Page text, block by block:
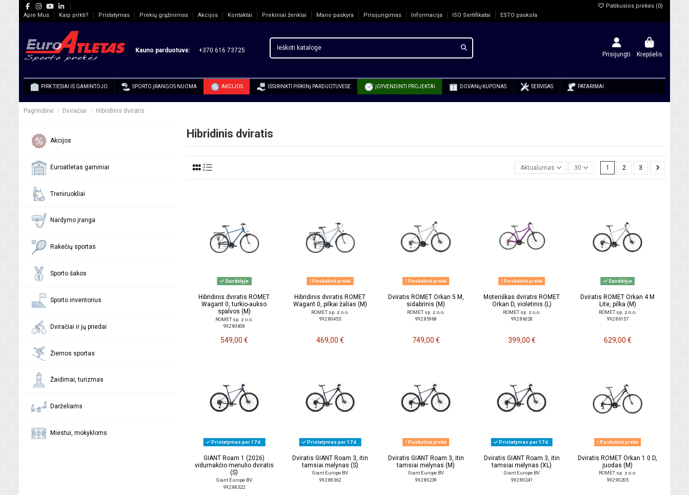
Apie Mus Kaip pirkti? Pristatymas Prekių grąžinimas Akcijos Kontaktai Prekiniai ženklai Mano paskyra Prisijungimas Informacija ISO Sertifikatai ESTO paskola
Patikusios prekės (0)
Kauno parduotuvė: +370 616 73725
Prisijungti Krepšelis
PIRK TIESIAI IŠ GAMINTOJO SPORTO ĮRANGOS NUOMA AKCIJOS IŠSIRINKTI PIRKINĮ PARDUOTUVĖSE ĮGYVENDINTI PROJEKTAI DOVANŲ KUPONAS SERVISAS PATARIMAI
Pagrindinė Dviračiai Hibridinis dviratis
Hibridinis dviratis
Aktualumas 30 1 2 3
Sandėlyje
Hibridinis dviratis ROMET
Wagant 0, turkio-aukso
spalvos (M)
ROMET sp. z o.o.
992 80408
549,00 €
Paskutinė prekė
Hibridinis dviratis ROMET
Wagant 0, pilkai žalias (M)
ROMET sp. z o.o.
992 80453
469,00 €
Paskutinė prekė
Dviratis ROMET Orkan 5 M,
sidabrinis (M)
ROMET sp. z o.o.
992 85968
749,00 €
Paskutinė prekė
Moteriškas dviratis ROMET
Orkan D, violetinis (L)
ROMET sp. z o.o.
992 86028
399,00 €
Sandėlyje
Dviratis ROMET Orkan 4 M
Lite, pilka (M)
ROMET sp. z o.o.
992 86157
629,00 €
Pristatymas per 17 d.
GIANT Roam 1 (2026)
vidurnakčio mėnulio dviratis
(S)
Giant Europe BV
992 88322
Pristatymas per 17 d.
Dviratis GIANT Roam 3, itin
tamsiai mėlynas (S)
Giant Europe BV
992 88362
Paskutinė prekė
Dviratis GIANT Roam 3, itin
tamsiai mėlynas (M)
Giant Europe BV
992 89239
Pristatymas per 17 d.
Dviratis GIANT Roam 3, itin
tamsiai mėlynas (XL)
Giant Europe BV
992 89241
Paskutinė prekė
Dviratis ROMET Orkan 1.0 D,
juodas (M)
ROMET sp. z o.o.
992 90205
Akcijos
Euroatletas gaminiai
Treniruokliai
Nardymo įranga
Rakečių sportas
Sporto šakos
Sporto inventorius
Dviračiai ir jų priedai
Žiemos sportas
Žaidimai, turizmas
Darželiams
Miestui, mokykloms